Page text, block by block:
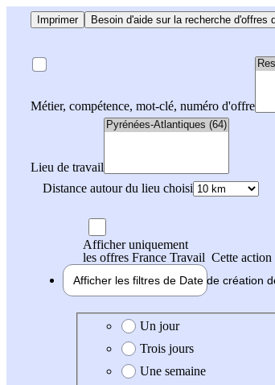
Imprimer Besoin d'aide sur la recherche d'offres
Métier, compétence, mot-clé, numéro d'offre
Lieu de travail
Distance autour du lieu choisi
Afficher uniquement
les offres France Travail Cette action
Afficher les filtres de Date de création
Date de création de l'offre
Un jour
Trois jours
Une semaine